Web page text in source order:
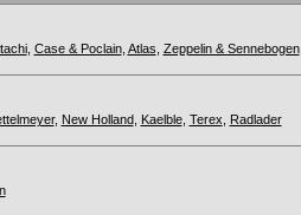
, Case & Poclain, Atlas Zeppelin & Sennebogen,
, New Holland, Kaelble, Terex
Radlader